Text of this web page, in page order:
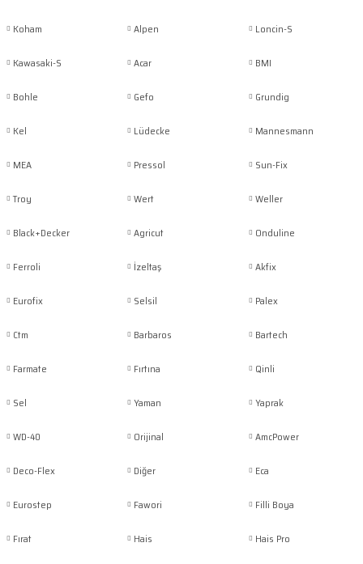
Koham Alpen Loncin-S
Kawasaki-S Acar BMI
Bohle Gefo Grundig
Kel Lüdecke Mannesmann
MEA Pressol Sun-Fix
Troy Wert Weller
Black+Decker Agricut Onduline
Ferroli İzeltaş Akfix
Eurofix Selsil Palex
Ctm Barbaros Bartech
Farmate Fırtına Qinli
Sel Yaman Yaprak
WD-40 Orijinal AmcPower
Deco-Flex Diğer Eca
Eurostep Fawori Filli Boya
Fırat Hais Hais Pro